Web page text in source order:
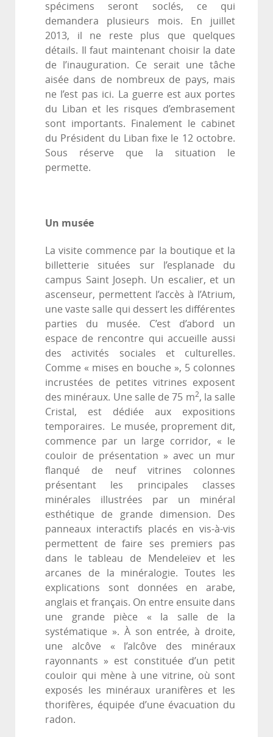
spécimens seront soclés, ce qui
demandera plusieurs mois. En juillet
2013, il ne reste plus que quelques
détails. Il faut maintenant choisir la date
de l’inauguration. Ce serait une tâche
aisée dans de nombreux de pays, mais
ne l’est pas ici. La guerre est aux portes
du Liban et les risques d’embrasement
sont importants. Finalement le cabinet
du Président du Liban fixe le 12 octobre.
Sous réserve que la situation le
permette.
Un musée
La visite commence par la boutique et la
billetterie situées sur l’esplanade du
campus Saint Joseph. Un escalier, et un
ascenseur, permettent l’accès à l’Atrium,
une vaste salle qui dessert les différentes
parties du musée. C’est d’abord un
espace de rencontre qui accueille aussi
des activités sociales et culturelles.
Comme « mises en bouche », 5 colonnes
incrustées de petites vitrines exposent
des minéraux. Une salle de 75 m2, la salle
Cristal, est dédiée aux expositions
temporaires. Le musée, proprement dit,
commence par un large corridor, « le
couloir de présentation » avec un mur
flanqué de neuf vitrines colonnes
présentant les principales classes
minérales illustrées par un minéral
esthétique de grande dimension. Des
panneaux interactifs placés en vis-à-vis
permettent de faire ses premiers pas
dans le tableau de Mendeleïev et les
arcanes de la minéralogie. Toutes les
explications sont données en arabe,
anglais et français. On entre ensuite dans
une grande pièce « la salle de la
systématique ». À son entrée, à droite,
une alcôve « l’alcôve des minéraux
rayonnants » est constituée d’un petit
couloir qui mène à une vitrine, où sont
exposés les minéraux uranifères et les
thorifères, équipée d’une évacuation du
radon.